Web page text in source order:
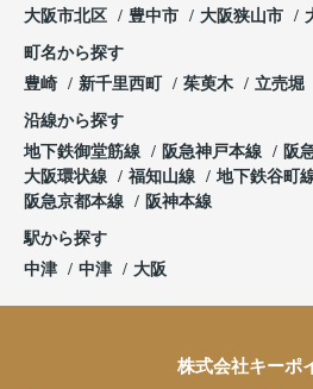
大阪市北区
豊中市 大阪狭山市
町名から探す
豊崎
新千里西町 茱萸木 立売堀
沿線から探す
地下鉄御堂筋線
阪急神戸本線 阪
大阪環状線
福知山線 地下鉄谷町
阪急京都本線
阪神本線
駅から探す
中津
中津 大阪
株式会社キーポ